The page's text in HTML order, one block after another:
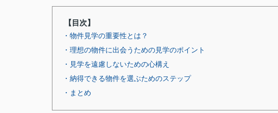
【目次】
・物件見学の重要性とは？
・理想の物件に出会うための見学のポイント
・見学を遠慮しないための心構え
・納得できる物件を選ぶためのステップ
・まとめ